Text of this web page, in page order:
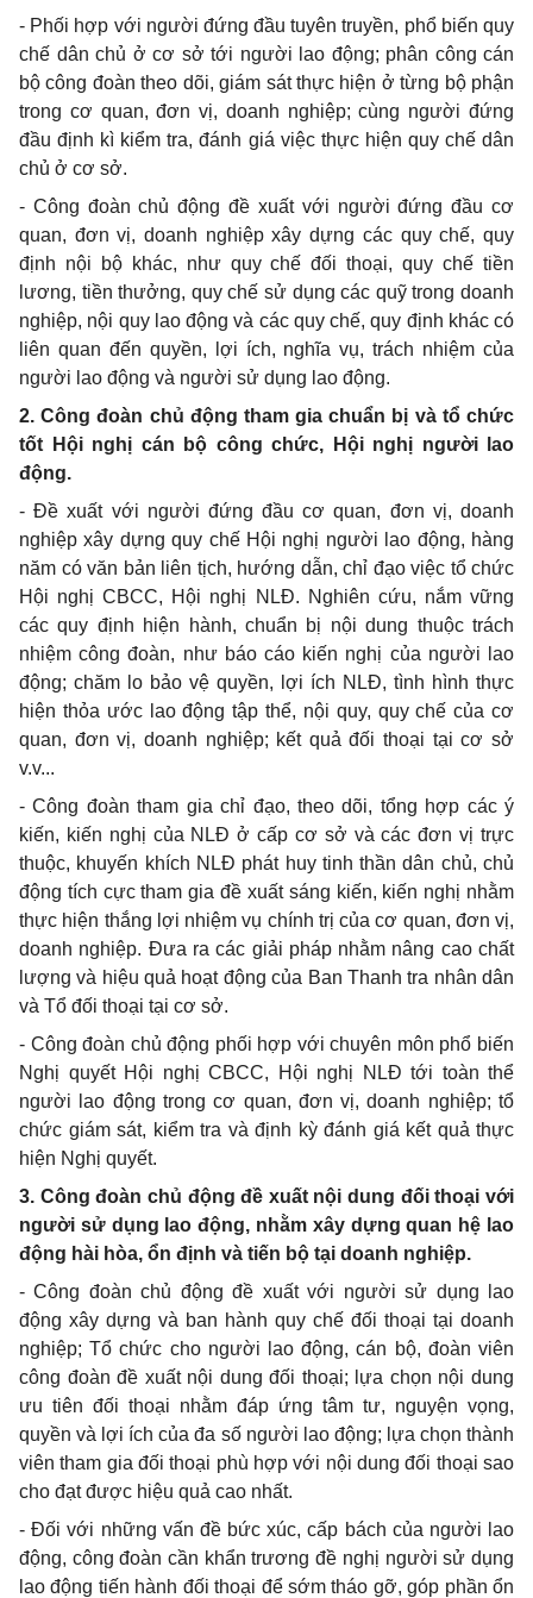
- Phối hợp với người đứng đầu tuyên truyền, phổ biến quy
chế dân chủ ở cơ sở tới người lao động; phân công cán
bộ công đoàn theo dõi, giám sát thực hiện ở từng bộ phận
trong cơ quan, đơn vị, doanh nghiệp; cùng người đứng
đầu định kì kiểm tra, đánh giá việc thực hiện quy chếdân
chủ ở cơ sở.
- Công đoàn chủ động đề xuất với người đứng đầu cơ
quan, đơn vị, doanh nghiệp xây dựng các quy chế, quy
định nội bộ khác, như quy chế đối thoại, quy chế tiền
lương, tiền thưởng, quy chế sử dụng các quỹ trong doanh
nghiệp, nội quy lao động và các quy chế, quy định khác có
liên quan đến quyền, lợi ích, nghĩa vụ, trách nhiệm của
người lao động và người sử dụng lao động.
2. Công đoàn chủ động tham gia chuẩn bị và tổ chức
tốt Hội nghị cán bộ công chức, Hội nghị người lao
động.
- Đề xuất với người đứng đầu cơ quan, đơn vị, doanh
nghiệp xây dựng quy chế Hội nghị người lao động, hàng
năm có văn bản liên tịch, hướng dẫn, chỉ đạo việc tổ chức
Hội nghị CBCC, Hội nghị NLĐ. Nghiên cứu, nắm vững
các quy định hiện hành, chuẩn bị nội dung thuộc trách
nhiệm công đoàn, như báo cáo kiến nghị của người lao
động; chăm lo bảo vệ quyền, lợi ích NLĐ, tình hình thực
hiện thỏa ước lao động tập thể, nội quy, quy chế của cơ
quan, đơn vị, doanh nghiệp; kết quả đối thoại tại cơ sở
v.v...
- Công đoàn tham gia chỉ đạo, theo dõi, tổng hợp các ý
kiến, kiến nghị của NLĐ ở cấp cơ sở và các đơn vị trực
thuộc, khuyến khích NLĐ phát huy tinh thần dân chủ, chủ
động tích cực tham gia đề xuất sáng kiến, kiến nghị nhằm
thực hiện thắng lợi nhiệm vụ chính trị của cơ quan, đơn vị,
doanh nghiệp. Đưa ra các giải pháp nhằm nâng cao chất
lượng và hiệu quả hoạt động của Ban Thanh tra nhân dân
và Tổ đối thoại tại cơ sở.
- Công đoàn chủ động phối hợp với chuyên môn phổ biến
Nghị quyết Hội nghị CBCC, Hội nghị NLĐ tới toàn thể
người lao động trong cơ quan, đơn vị, doanh nghiệp; tổ
chức giám sát, kiểm tra và định kỳ đánh giá kết quả thực
hiện Nghị quyết.
3. Côngđoàn chủ động đề xuất nội dung đối thoại với
người sử dụng lao động, nhằm xây dựng quan hệ lao
động hài hòa, ổn định và tiến bộ tại doanh nghiệp.
- Công đoàn chủ động đề xuất với người sử dụng lao
động xây dựng và ban hành quy chế đối thoại tại doanh
nghiệp; Tổchức cho người lao động, cán bộ, đoàn viên
công đoàn đề xuất nội dung đối thoại; lựa chọn nộidung
ưu tiên đối thoại nhằm đáp ứng tâm tư, nguyện vọng,
quyền và lợi ích của đa số người lao động; lựa chọn thành
viên tham gia đối thoại phù hợp với nội dung đối thoại sao
cho đạt được hiệu quả cao nhất.
- Đối với những vấn đề bức xúc, cấp bách của người lao
động, công đoàn cần khẩn trương đề nghị người sửdụng
lao động tiến hành đối thoại để sớm tháo gỡ, góp phầnổn